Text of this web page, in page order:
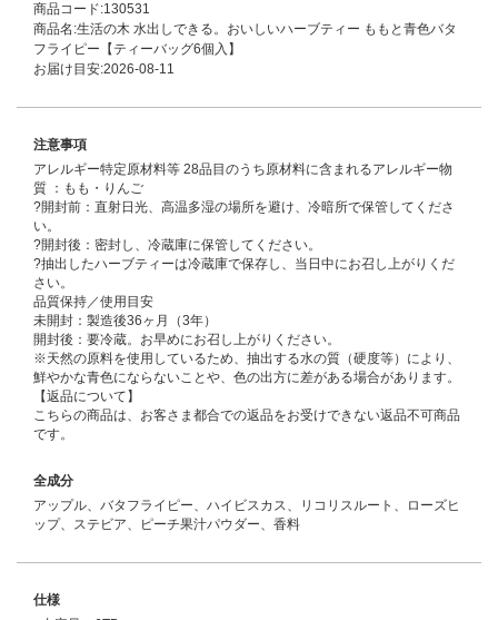
商品コード:130531
商品名:生活の木 水出しできる。おいしいハーブティー ももと青色バタ
フライピー【ティーバッグ6個入】
お届け目安:2026-08-11
注意事項
アレルギー特定原材料等 28品目のうち原材料に含まれるアレルギー物
質 ：もも・りんご
?開封前：直射日光、高温多湿の場所を避け、冷暗所で保管してくださ
い。
?開封後：密封し、冷蔵庫に保管してください。
?抽出したハーブティーは冷蔵庫で保存し、当日中にお召し上がりくだ
さい。
品質保持／使用目安
未開封：製造後36ヶ月（3年）
開封後：要冷蔵。お早めにお召し上がりください。
※天然の原料を使用しているため、抽出する水の質（硬度等）により、
鮮やかな青色にならないことや、色の出方に差がある場合があります。
【返品について】
こちらの商品は、お客さま都合での返品をお受けできない返品不可商品
です。
全成分
アップル、バタフライピー、ハイビスカス、リコリスルート、ローズヒ
ップ、ステビア、ピーチ果汁パウダー、香料
仕様